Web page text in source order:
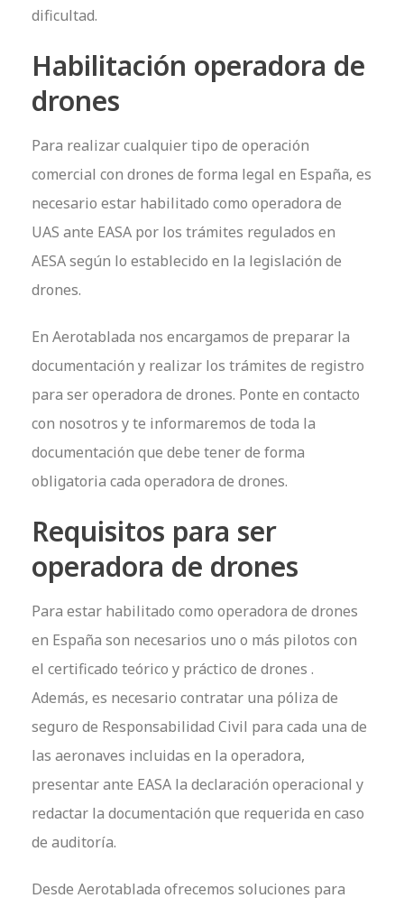
dificultad.
Habilitación operadora de
drones
Para realizar cualquier tipo de operación
comercial con drones de forma legal en España, es
necesario estar habilitado como operadora de
UAS ante EASA por los trámites regulados en
AESA según lo establecido en la legislación de
drones.
En Aerotablada nos encargamos de preparar la
documentación y realizar los trámites de registro
para ser operadora de drones. Ponte en contacto
con nosotros y te informaremos de toda la
documentación que debe tener de forma
obligatoria cada operadora de drones.
Requisitos para ser
operadora de drones
Para estar habilitado como operadora de drones
en España son necesarios uno o más pilotos con
el certificado teórico y práctico de drones .
Además, es necesario contratar una póliza de
seguro de Responsabilidad Civil para cada una de
las aeronaves incluidas en la operadora,
presentar ante EASA la declaración operacional y
redactar la documentación que requerida en caso
de auditoría.
Desde Aerotablada ofrecemos soluciones para